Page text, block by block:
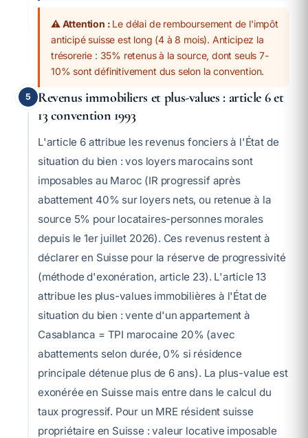
⚠️ Attention : Le délai de remboursement de l'impôt
anticipé suisse est long (4 à 8 mois). Anticipez la
trésorerie : 35% retenus à la source, dont seuls 7-
10% sont définitivement dus selon la convention.
5
Revenus immobiliers et plus-values : article 6 et
13 convention 1993
L'article 6 attribue les revenus fonciers à l'État de
situation du bien : vos loyers marocains sont
imposables au Maroc (IR progressif après
abattement 40% sur loyers nets, ou retenue à la
source 5% pour locataires-personnes morales
depuis le 1er juillet 2026). Ces revenus restent à
déclarer en Suisse pour la réserve de progressivité
(méthode d'exonération, article 23). L'article 13
attribue les plus-values immobilières à l'État de
situation du bien : vente d'un appartement à
Casablanca = TPI marocaine 20% (avec
abattements selon durée, 0% si résidence
principale détenue plus de 6 ans). La plus-value est
exonérée en Suisse mais entre dans le calcul du
taux progressif. Pour un MRE résident suisse
propriétaire en Suisse : valeur locative imposable